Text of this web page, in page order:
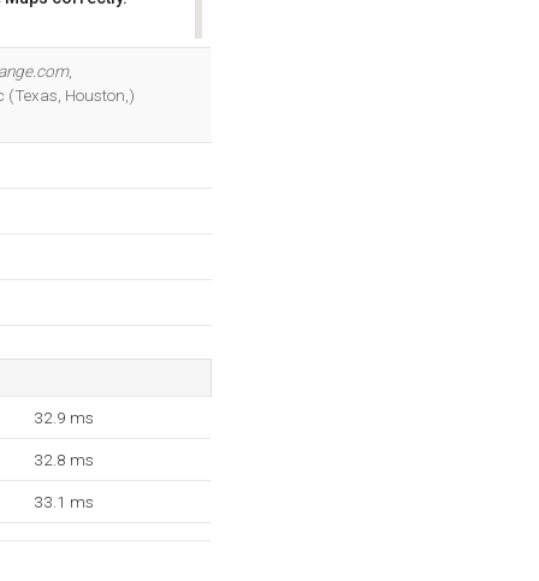
,
(Texas, Houston,)
32.9 ms
32.8 ms
33.1 ms